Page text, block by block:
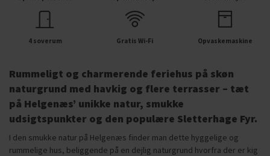
4 soverum Gratis Wi-Fi Opvaskemaskine
Rummeligt og charmerende feriehus på skøn
naturgrund med havkig og flere terrasser – tæt
på Helgenæs’ unikke natur, smukke
udsigtspunkter og den populære Sletterhage Fyr.
I den smukke natur på Helgenæs finder man dette hyggelige og
rummelige hus, beliggende på en dejlig naturgrund hvorfra der er kig